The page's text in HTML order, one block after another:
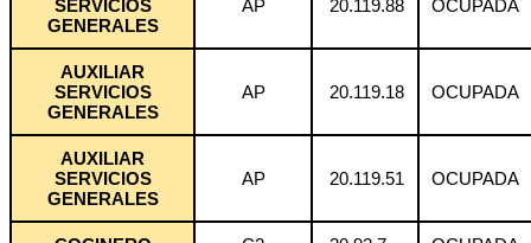
SERVICIOS
GENERALES
AP 20.119.88 OCUPADA
AUXILIAR
SERVICIOS
GENERALES
AP 20.119.18 OCUPADA
AUXILIAR
SERVICIOS
GENERALES
AP 20.119.51 OCUPADA